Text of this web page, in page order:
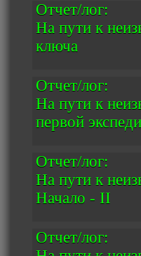
Отчет/лог:
На пути к
ключа
Отчет/лог:
На пути к
первой
Отчет/лог:
На пути к
Начало - II
Отчет/лог: